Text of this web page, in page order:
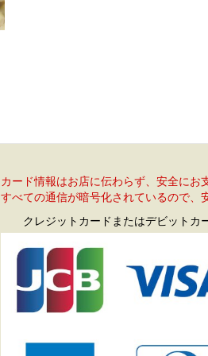
カード情報はお店に伝わらず、安全にお
すべての通信が暗号化されているので、
クレジットカードまたはデビットカ